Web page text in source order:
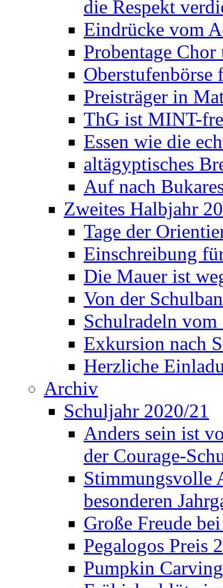
die Respekt
Eindrücke vom
Probentage
Preisträger in
ThG ist MINT-
Essen wie die
altägyptisches
Auf nach
Zweites Halbjahr
Tage der
Einschreibung
Die Mauer ist
Von der
Schulradeln
Exkursion nach
Herzliche
Archiv
Schuljahr 2020/21
Anders sein ist
der Courage-
Stimmungsvolle
besonderen
Große Freude
Pegalogos Preis
Pumpkin